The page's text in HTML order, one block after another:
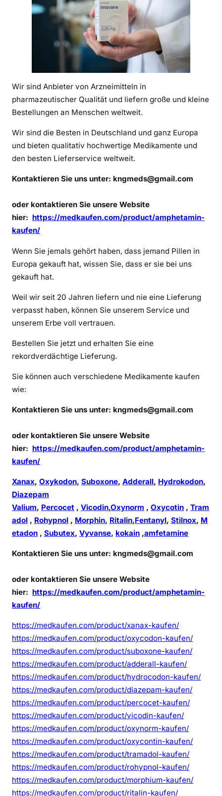
e
i
D
i
a
p
a
e
t
e
e
n
Wir sind Anbieter von Arzneimitteln in
pharmazeutischer Qualität und liefern große und kleine
Bestellungen an Menschen weltweit.
Wir sind die Besten in Deutschland und ganz Europa
und bieten qualitativ hochwertige Medikamente und
den besten Lieferservice weltweit.
Kontaktieren Sie uns unter: kngmeds@gmail.com
oder kontaktieren Sie unsere Website
hier: https://medkaufen.com/product/amphetamin-
kaufen/
Wenn Sie jemals gehört haben, dass jemand Pillen in
Europa gekauft hat, wissen Sie, dass er sie bei uns
gekauft hat.
Weil wir seit 20 Jahren liefern und nie eine Lieferung
verpasst haben, können Sie unserem Service und
unserem Erbe voll vertrauen.
Bestellen Sie jetzt und erhalten Sie eine
rekordverdächtige Lieferung.
Sie können auch verschiedene Medikamente kaufen
wie:
Kontaktieren Sie uns unter: kngmeds@gmail.com
oder kontaktieren Sie unsere Website
hier: https://medkaufen.com/product/amphetamin-
kaufen/
Xanax, Oxykodon, Suboxone, Adderall, Hydrokodon,
Diazepam
Valium, Percocet , Vicodin,Oxynorm , Oxycotin , Tram
adol , Rohypnol , Morphin, Ritalin,Fentanyl, Stilnox, M
etadon , Subutex, Vyvanse, kokain ,amfetamine
Kontaktieren Sie uns unter: kngmeds@gmail.com
oder kontaktieren Sie unsere Website
hier: https://medkaufen.com/product/amphetamin-
kaufen/
https://medkaufen.com/product/xanax-kaufen/
https://medkaufen.com/product/oxycodon-kaufen/
https://medkaufen.com/product/suboxone-kaufen/
https://medkaufen.com/product/adderall-kaufen/
https://medkaufen.com/product/hydrocodon-kaufen/
https://medkaufen.com/product/diazepam-kaufen/
https://medkaufen.com/product/percocet-kaufen/
https://medkaufen.com/product/vicodin-kaufen/
https://medkaufen.com/product/oxynorm-kaufen/
https://medkaufen.com/product/oxycontin-kaufen/
https://medkaufen.com/product/tramadol-kaufen/
https://medkaufen.com/product/rohypnol-kaufen/
https://medkaufen.com/product/morphium-kaufen/
https://medkaufen.com/product/ritalin-kaufen/